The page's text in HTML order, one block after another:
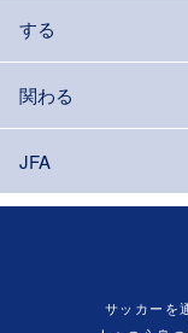
する
関わる
JFA
サッカーを